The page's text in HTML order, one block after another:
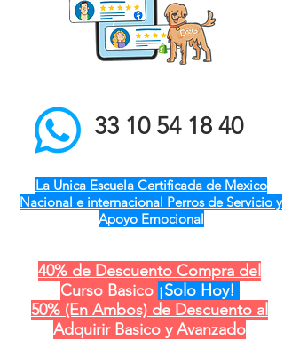
el mejor entrenador de
perros a domicilio qro ver
pue gdl cdmx mty cdmx
modest dog adiestramiento
33 10 54 18 40
La Unica Escuela Certificada de Mexico
Nacional e internacional Perros de Servicio y
Apoyo Emocional
40% de Descuento Compra del
Curso Basico ¡Solo Hoy!
50% (En Ambos) de Descuento al
Adquirir Basico y Avanzado